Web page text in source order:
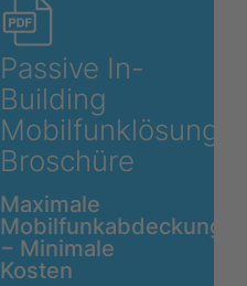
Passive In-
Building
Mobilfunklösung
Broschüre
Maximale
Mobilfunkabdeckung
− Minimale
Kosten